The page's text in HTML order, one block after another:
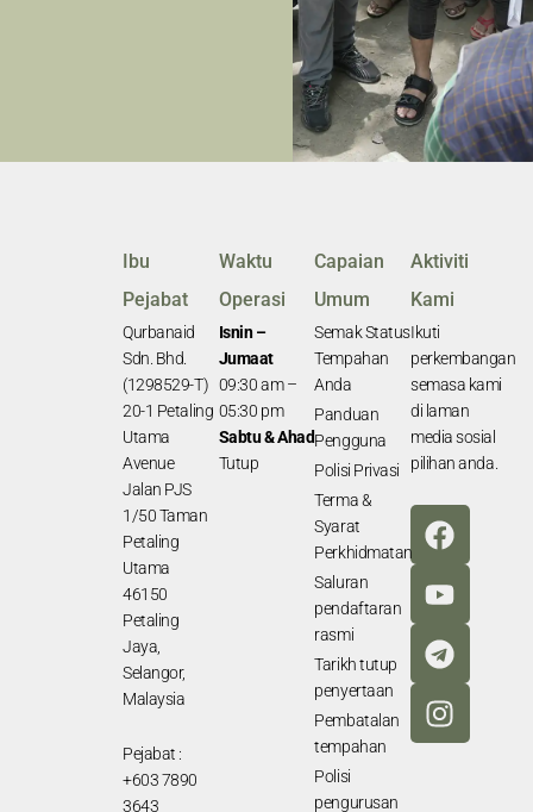
Ibu
Pejabat
Qurbanaid
Sdn. Bhd.
(1298529-T)
20-1 Petaling
Utama
Avenue
Jalan PJS
1/50 Taman
Petaling
Utama
46150
Petaling
Jaya,
Selangor,
Malaysia
Pejabat :
+603 7890
3643
Waktu
Operasi
Isnin –
Jumaat
09:30 am –
05:30 pm
Sabtu & Ahad
Tutup
Capaian
Umum
Semak Status
Tempahan
Anda
Panduan
Pengguna
Polisi Privasi
Terma &
Syarat
Perkhidmatan
Saluran
pendaftaran
rasmi
Tarikh tutup
penyertaan
Pembatalan
tempahan
Polisi
pengurusan
Aktiviti
Kami
Ikuti
perkembangan
semasa kami
di laman
media sosial
pilihan anda.
F
a
c
e
b
o
o
k
Y
o
u
t
u
b
e
T
e
l
e
g
r
a
m
I
n
s
t
a
g
r
a